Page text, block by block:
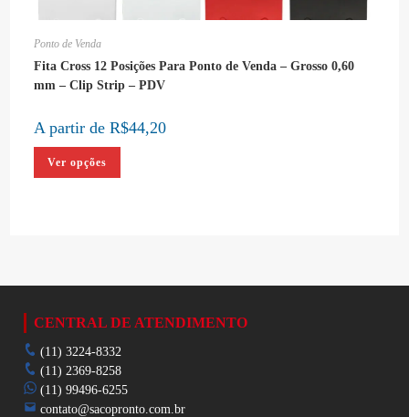
Ponto de Venda
Fita Cross 12 Posições Para Ponto de Venda – Grosso 0,60
mm – Clip Strip – PDV
A partir deR$44,20
Ver opções
tem
produto
CENTRAL DE ATENDIMENTO
(11) 3224-8332
(11) 2369-8258
(11) 99496-6255
contato@sacopronto.com.br